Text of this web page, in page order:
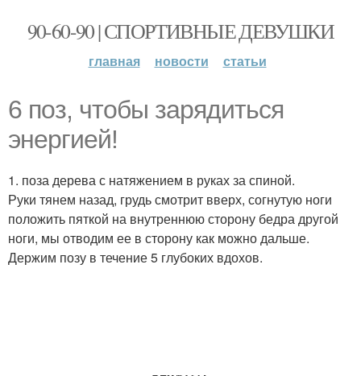
90-60-90 | СПОРТИВНЫЕ ДЕВУШКИ
главная новости статьи
6 поз, чтобы зарядиться
энергией!
1. поза дерева с натяжением в руках за спиной.
Руки тянем назад, грудь смотрит вверх, согнутую ноги
положить пяткой на внутреннюю сторону бедра другой
ноги, мы отводим ее в сторону как можно дальше.
Держим позу в течение 5 глубоких вдохов.